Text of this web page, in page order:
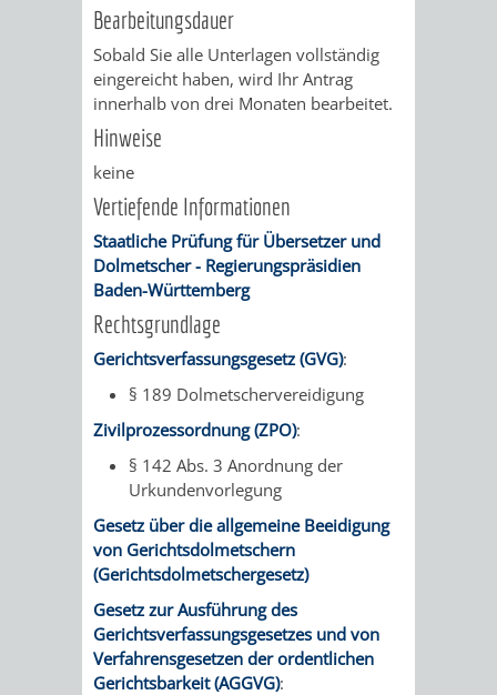
&
BÄDER
STADTHALLE
ROLF-
ENGELBRECHT-
HAUS
BÜRGERSAAL
IM
ALTEN
RATHAUS
Bearbeitungsdauer
Sobald Sie alle Unterlagen vollständig
eingereicht haben, wird Ihr Antrag
innerhalb von drei Monaten bearbeitet.
Hinweise
keine
Vertiefende Informationen
Staatliche Prüfung für Übersetzer und
Dolmetscher - Regierungspräsidien
Baden-Württemberg
Rechtsgrundlage
Gerichtsverfassungsgesetz (GVG):
§ 189 Dolmetschervereidigung
Zivilprozessordnung (ZPO):
§ 142 Abs. 3 Anordnung der
Urkundenvorlegung
Gesetz über die allgemeine Beeidigung
von Gerichtsdolmetschern
(Gerichtsdolmetschergesetz)
Gesetz zur Ausführung des
Gerichtsverfassungsgesetzes und von
Verfahrensgesetzen der ordentlichen
Gerichtsbarkeit (AGGVG):